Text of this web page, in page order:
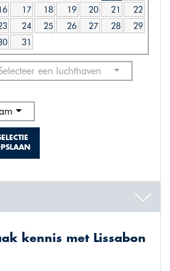
17 18 19 20 21
22
24 25 26 27 28
29
31
een luchthaven
standaard
kennis met Lissabon